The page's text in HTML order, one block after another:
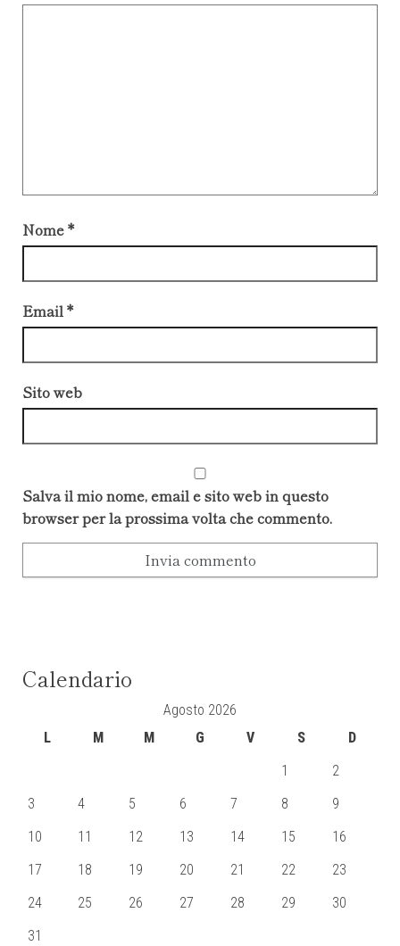
Nome*
Email*
Sito web
Salva il mio nome, email e sito web in questo
browser per la prossima volta che commento.
Calendario
Agosto 2026
L
M M G V S
D
1
2
3
4 5 6 7 8
9
10
11 12 13 14 15
16
17
18 19 20 21 22
23
24
25 26 27 28 29
30
31